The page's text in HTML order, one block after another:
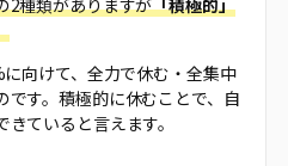
2種類がありますが「積極的」
に向けて、全力で休む・全集中
です。積極的に休むことで、自
ていると言えます。